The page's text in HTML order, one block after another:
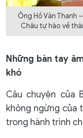
Ông Hồ Văn Thanh
Châu tự hào về
Những bàn tay
khó
Câu chuyện của
không ngừng của
trong hành trình